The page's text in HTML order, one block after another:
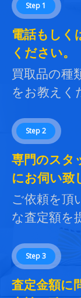
Step 1
電話もしく
ください。
買取品の種
をお教えく
Step 2
専門のスタ
にお伺い致
ご依頼を頂
な査定額を
Step 3
査定金額に